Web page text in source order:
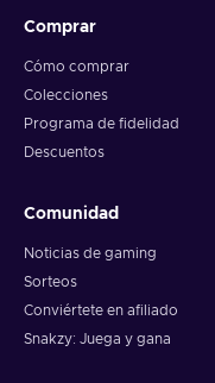
Comprar
Cómo comprar
Colecciones
Programa de fidelidad
Descuentos
Comunidad
Noticias de gaming
Sorteos
Conviértete en afiliado
Snakzy: Juega y gana